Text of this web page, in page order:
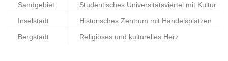
Sandgebiet Studentisches Universitätsviertel mit Kultur
Inselstadt Historisches Zentrum mit Handelsplätzen
Bergstadt Religiöses und kulturelles Herz